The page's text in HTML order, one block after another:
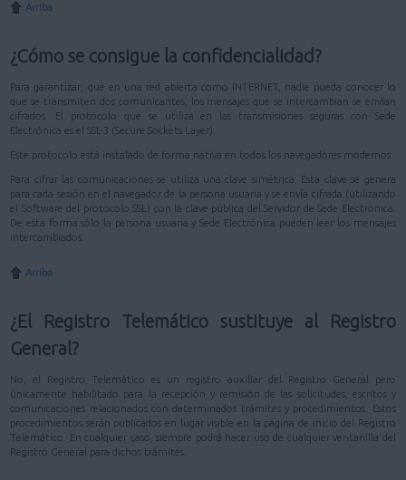
Arriba
¿Cómo se consigue la confidencialidad?
Para garantizar, que en una red abierta como INTERNET, nadie pueda conocer lo
que se transmiten dos comunicantes, los mensajes que se intercambian se envían
cifrados. El protocolo que se utiliza en las transmisiones seguras con Sede
Electrónica es el SSL-3 (Secure Sockets Layer).
Este protocolo está instalado de forma nativa en todos los navegadores modernos.
Para cifrar las comunicaciones se utiliza una clave simétrica. Esta clave se genera
para cada sesión en el navegador de la persona usuaria y se envía cifrada (utilizando
el Software del protocolo SSL) con la clave pública del Servidor de Sede Electrónica.
De esta forma sólo la persona usuaria y Sede Electrónica pueden leer los mensajes
intercambiados.
Arriba
¿El Registro Telemático sustituye al Registro
General?
No, el Registro Telemático es un registro auxiliar del Registro General pero
únicamente habilitado para la recepción y remisión de las solicitudes, escritos y
comunicaciones relacionados con determinados trámites y procedimientos. Estos
procedimientos serán publicados en lugar visible en la página de inicio del Registro
Telemático. En cualquier caso, siempre podrá hacer uso de cualquier ventanilla del
Registro General para dichos trámites.